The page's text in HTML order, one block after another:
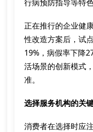
行病预防指导等特色
正在推行的企业健
性改造方案后，试
19%，病假率下降
活场景的创新模式
准。
选择服务机构的关
消费者在选择时应